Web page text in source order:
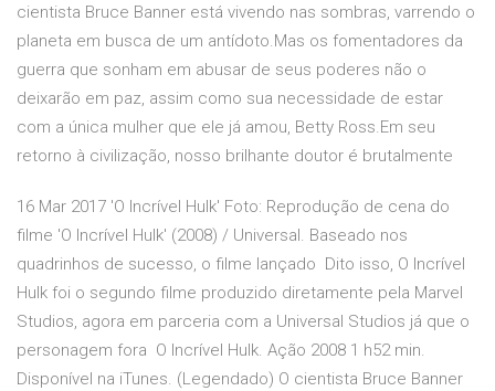
cientista Bruce Banner está vivendo nas sombras, varrendo o
planeta em busca de um antídoto.Mas os fomentadores da
guerra que sonham em abusar de seus poderes não o
deixarão em paz, assim como sua necessidade de estar
com a única mulher que ele já amou, Betty Ross.Em seu
retorno à civilização, nosso brilhante doutor é brutalmente
16 Mar 2017 'O Incrível Hulk' Foto: Reprodução de cena do
filme 'O Incrível Hulk' (2008) / Universal. Baseado nos
quadrinhos de sucesso, o filme lançado Dito isso, O Incrível
Hulk foi o segundo filme produzido diretamente pela Marvel
Studios, agora em parceria com a Universal Studios já que o
personagem fora O Incrível Hulk. Ação 2008 1 h52 min.
Disponível na iTunes. (Legendado) O cientista Bruce Banner